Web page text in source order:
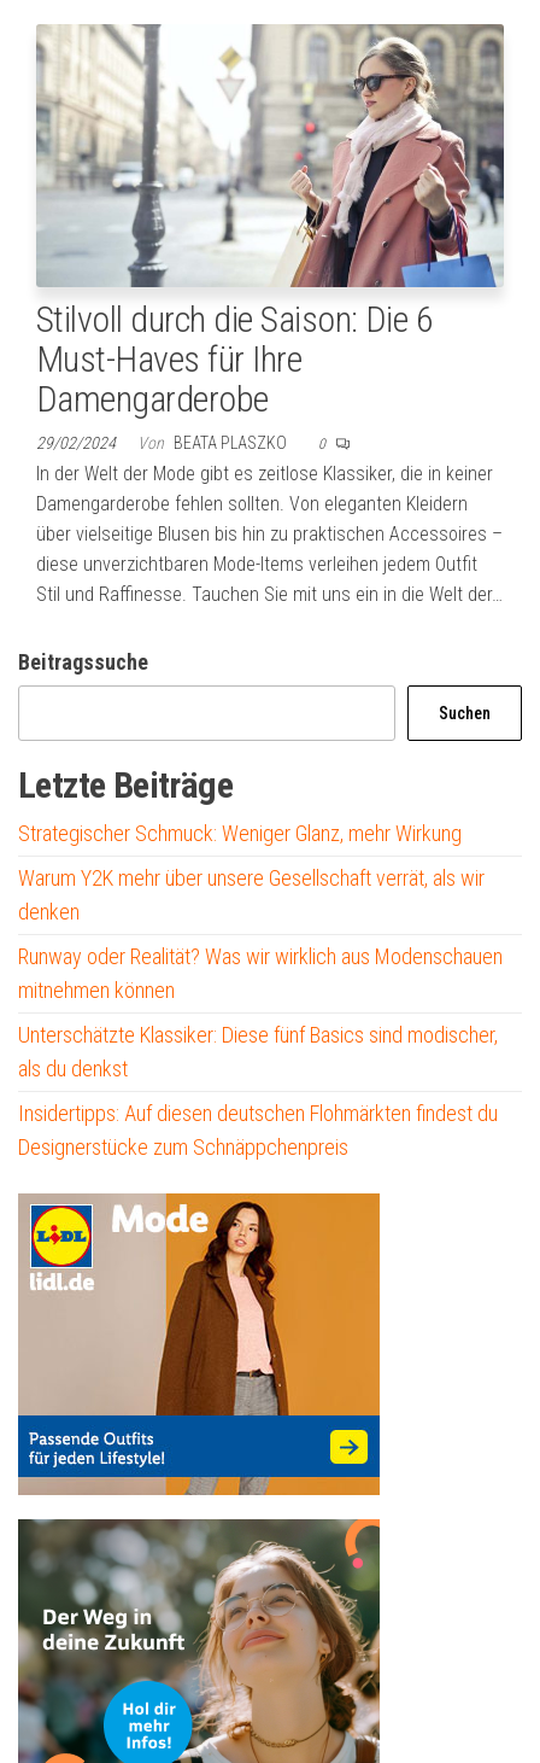
Stilvoll durch die Saison: Die 6
Must-Haves für Ihre
Damengarderobe
29/02/2024 Von BEATA PLASZKO 0
In der Welt der Mode gibt es zeitlose Klassiker, die in keiner
Damengarderobe fehlen sollten. Von eleganten Kleidern
über vielseitige Blusen bis hin zu praktischen Accessoires –
diese unverzichtbaren Mode-Items verleihen jedem Outfit
Stil und Raffinesse. Tauchen Sie mit uns ein in die Welt der…
Beitragssuche
Suchen
Letzte Beiträge
Strategischer Schmuck: Weniger Glanz, mehr Wirkung
Warum Y2K mehr über unsere Gesellschaft verrät, als wir
denken
Runway oder Realität? Was wir wirklich aus Modenschauen
mitnehmen können
Unterschätzte Klassiker: Diese fünf Basics sind modischer,
als du denkst
Insidertipps: Auf diesen deutschen Flohmärkten findest du
Designerstücke zum Schnäppchenpreis